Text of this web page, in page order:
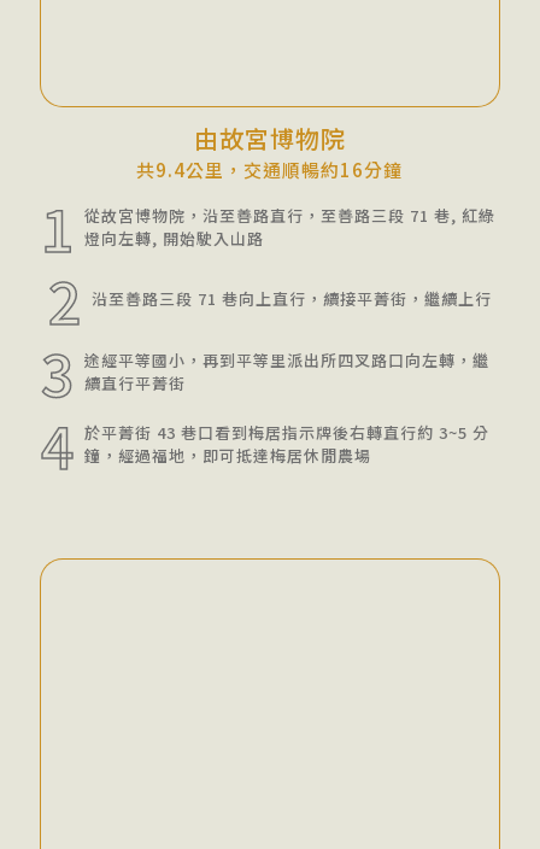
由故宮博物院
共9.4公里，交通順暢約16分鐘
1 從故宮博物院，沿至善路直行，至善路三段 71 巷, 紅綠
燈向左轉, 開始駛入山路
2 沿至善路三段 71 巷向上直行，續接平菁街，繼續上行
3 途經平等國小，再到平等里派出所四叉路口向左轉，繼
續直行平菁街
4 於平菁街 43 巷口看到梅居指示牌後右轉直行約 3~5 分
鐘，經過福地，即可抵達梅居休閒農場